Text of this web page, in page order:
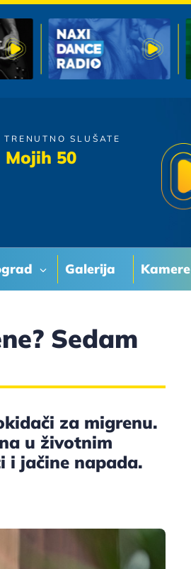
Galerija Kamere
TRENUTNO SLUŠATE
Mojih 50Zdravko Colic
Sedam
za migrenu.
u životnim
i jačine napada.